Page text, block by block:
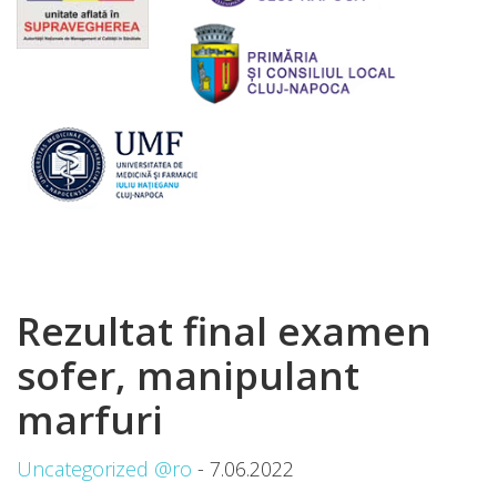
Rezultat final examen
sofer, manipulant
marfuri
Uncategorized @ro - 7.06.2022